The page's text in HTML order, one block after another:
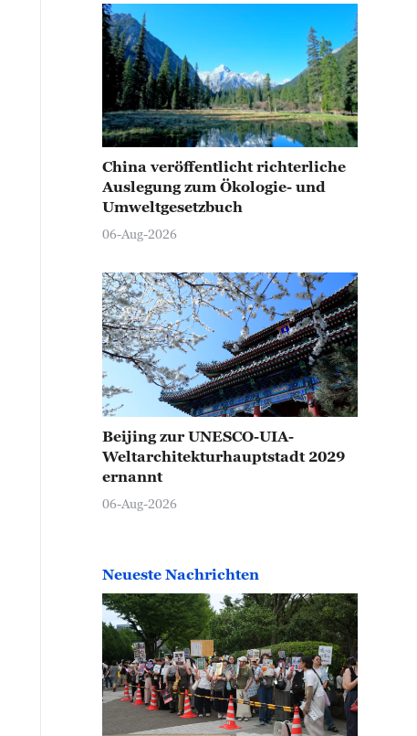
China veröffentlicht richterliche
Auslegung zum Ökologie- und
Umweltgesetzbuch
06-Aug-2026
Beijing zur UNESCO-UIA-
Weltarchitekturhauptstadt 2029
ernannt
06-Aug-2026
Neueste Nachrichten